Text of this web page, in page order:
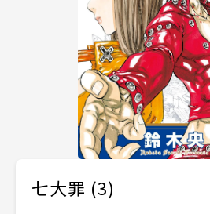
七大罪 (3)